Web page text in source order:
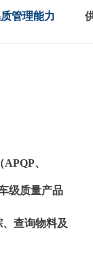
管理能力
、
级质量产品
查询物料及